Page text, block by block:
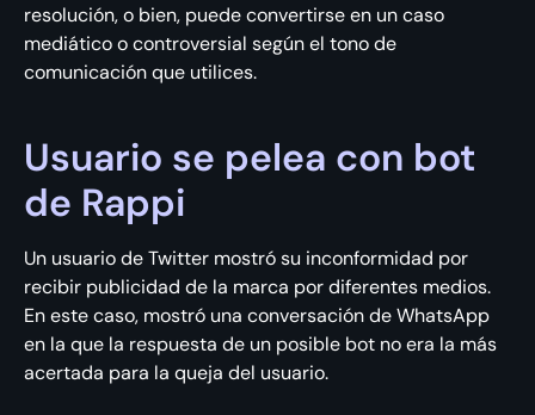
resolución, o bien, puede convertirse en un caso
mediático o controversial según el tono de
comunicación que utilices.
Usuario se pelea con bot
de Rappi
Un usuario de Twitter mostró su inconformidad por
recibir publicidad de la marca por diferentes medios.
En este caso, mostró una conversación de WhatsApp
en la que la respuesta de un posible bot no era la más
acertada para la queja del usuario.